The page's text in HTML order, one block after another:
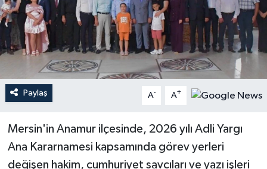
Paylaş A- A+
Mersin'in Anamur ilçesinde, 2026 yılı Adli Yargı
Ana Kararnamesi kapsamında görev yerleri
değişen hakim, cumhuriyet savcıları ve yazı işleri
Spor
Sürmanşet
Teknoloji